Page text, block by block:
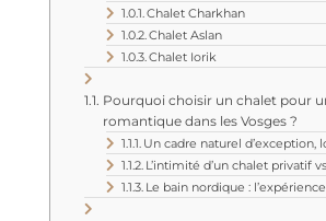
Chalet Charkhan
Chalet Aslan
Chalet Iorik
Pourquoi choisir un chalet pour
romantique dans les Vosges ?
Un cadre naturel d’exception,
L’intimité d’un chalet privatif
Le bain nordique :